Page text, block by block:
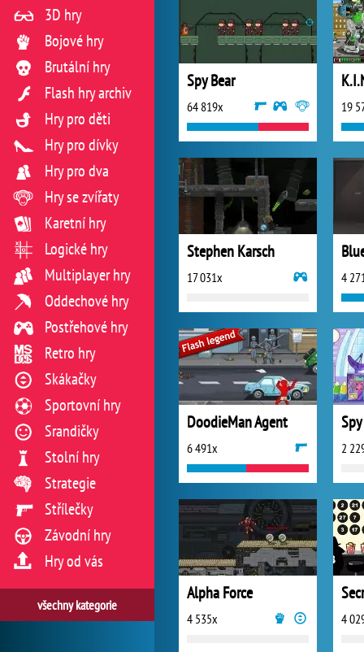
Spy Bear
64 819x 19
Stephen Karsch
17 031x 4
DoodieMan Agent
6 491x 2
Alpha Force
4 535x 4
3D hry
Bojové hry
Brutální hry
Flash hry archiv
Hry pro děti
Hry pro dívky
Hry pro dva
Hry se zvířaty
Karetní hry
Logické hry
Multiplayer hry
Oddechové hry
Postřehové hry
Retro hry
Skákačky
Sportovní hry
Srandičky
Stolní hry
Strategie
Střílečky
Závodní hry
Hry od vás
všechny kategorie